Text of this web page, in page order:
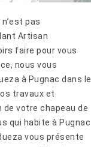
pas
Artisan
faire pour vous
nous vous
à Pugnac dans le
travaux et
votre chapeau de
qui habite à Pugnac
vous présente